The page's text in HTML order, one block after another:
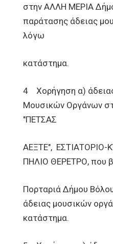
στην ΑΛΛΗ ΜΕΡΙΑ
παράτασης άδειας
λόγω
κατάστημα.
4 Χορήγηση α)
Μουσικών Οργάνων
"ΠΕΤΣΑΣ
ΑΕΞΤΕ", ΕΣΤΙΑΤΟΡΙΟ-
ΠΗΛΙΟ ΘΕΡΕΤΡΟ, που
Πορταριά Δήμου
άδειας μουσικών
κατάστημα.